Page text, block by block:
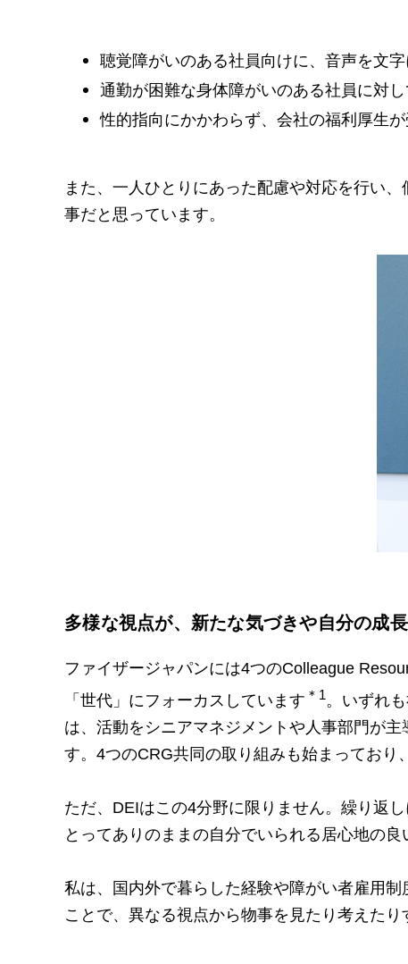
聴覚障がいのある社員向けに、音声を文
通勤が困難な身体障がいのある社員に対
性的指向にかかわらず、会社の福利厚生
また、一人ひとりにあった配慮や対応を行い
事だと思っています。
多様な視点が、新たな気づきや自分の成
ファイザージャパンには4つのColleague
「世代」にフォーカスしています ＊1。いずれ
は、活動をシニアマネジメントや人事部門が
す。4つのCRG共同の取り組みも始まっており
ただ、DEIはこの4分野に限りません。繰り返
とってありのままの自分でいられる居心地の
私は、国内外で暮らした経験や障がい者雇用
ことで、異なる視点から物事を見たり考えた